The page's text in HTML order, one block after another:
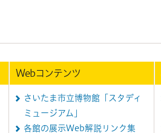
Webコンテンツ
さいたま市立博物館「スタディ
ミュージアム」
各館の展示Web解説リンク集